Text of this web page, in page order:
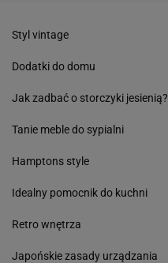
Styl vintage
Dodatki do domu
Jak zadbać o storczyki jesienią?
Tanie meble do sypialni
Hamptons style
Idealny pomocnik do kuchni
Retro wnętrza
Japońskie zasady urządzania